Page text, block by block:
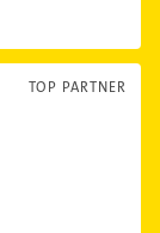
TOP PARTNER